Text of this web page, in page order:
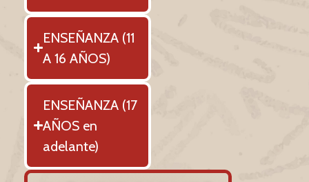
ENSEÑANZA (11
A 16 AÑOS)
ENSEÑANZA (17
AÑOS en
adelante)